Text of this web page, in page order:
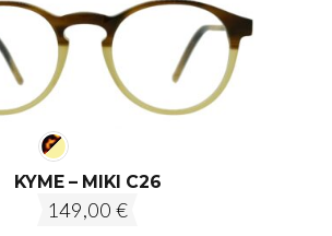
KYME – MIKI C26
149,00 €